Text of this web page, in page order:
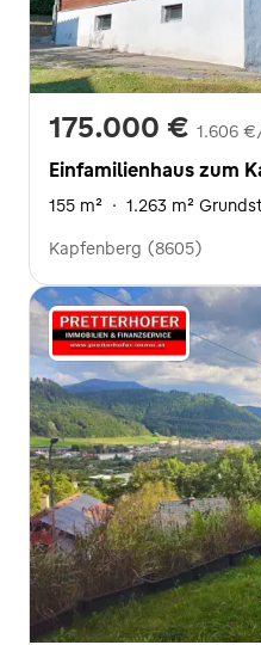
175.000 € 1.606
Einfamilienhaus zum
155 m² · 1.263 m²
Kapfenberg (8605)